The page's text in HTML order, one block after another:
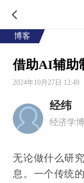
博客
借助AI辅助
2024年10月27日 12:49
经纬
经济学
无论做什么研
息。一个传统